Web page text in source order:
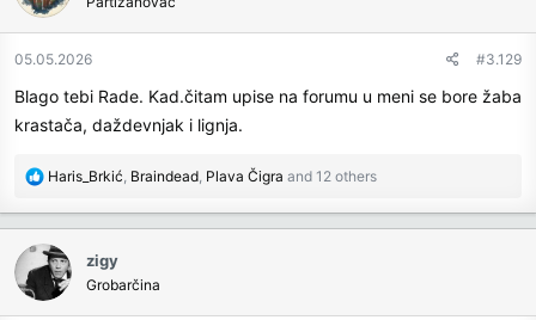
i
n
:
05.05.2026 #3.129
Blago tebi Rade. Kad.čitam upise na forumu u meni se bore žaba
krastača, daždevnjak i lignja.
R
a
c
t
Haris_Brkić Braindead Plava Čigra and 12 others
zigy
Grobarčina